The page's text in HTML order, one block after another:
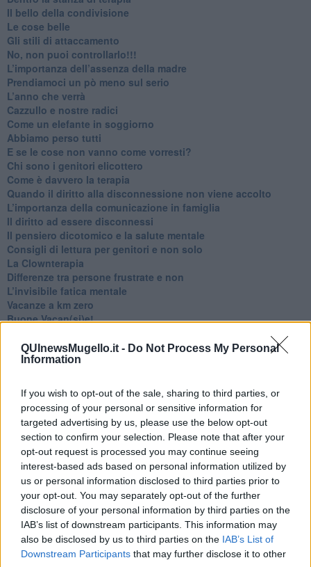
QUInewsMugello.it - Do Not Process My Personal
Information
If you wish to opt-out of the sale, sharing to third parties, or
processing of your personal or sensitive information for
targeted advertising by us, please use the below opt-out
section to confirm your selection. Please note that after your
opt-out request is processed you may continue seeing
interest-based ads based on personal information utilized by
us or personal information disclosed to third parties prior to
your opt-out. You may separately opt-out of the further
disclosure of your personal information by third parties on the
IAB’s list of downstream participants. This information may
also be disclosed by us to third parties on the IAB’s List of
Downstream Participants that may further disclose it to other
​Il bello della condivisione
Le cose belle
​Gli stili di attaccamento
No, non puoi controllarlo!!!
​L’importanza dell’assenza della madre
​Prendiamoci un pò meno sul serio
​L’anno che verrà
​Cazzullo e nostre radici
​Come un elefante in soggiorno
​Abbiamo perso tutti
E se le cose non vanno come vorresti?
​Chi sono i genitori elicottero
Come è davvero la terapia
Quando il diritto alla disconnessione non viene accolto
​L’importanza della comunicazione in famiglia
​Il diritto ad essere disconnessi
​Il pensiero dicotomico e la salute mentale
​Consigli di lettura per genitori e non solo
​La Clownterapia
​Differenze tra persone frustrate e non
L’invisibile fatica mentale
Vacanze a km zero
​Buone Vacan(si)e!
​Storie antiche di tempi moderni
​Quello che alle mamme non dicono
Homo imbecillis
​4 anni di Blog
Quando il silenzio è aggressivo
​Il passato, questo conosciuto!
​Clima ballerino e sbalzi d’umore
La maternità
​L’uomo o l’orso?
Non hanno un amico a teatro​
​Tutta una questione di rispetto
​Cose che ci esauriscono
​Vespa che passione!
​Lasciate ai vostri figli il diritto di piangere
​Parole d’amore regalate al vento